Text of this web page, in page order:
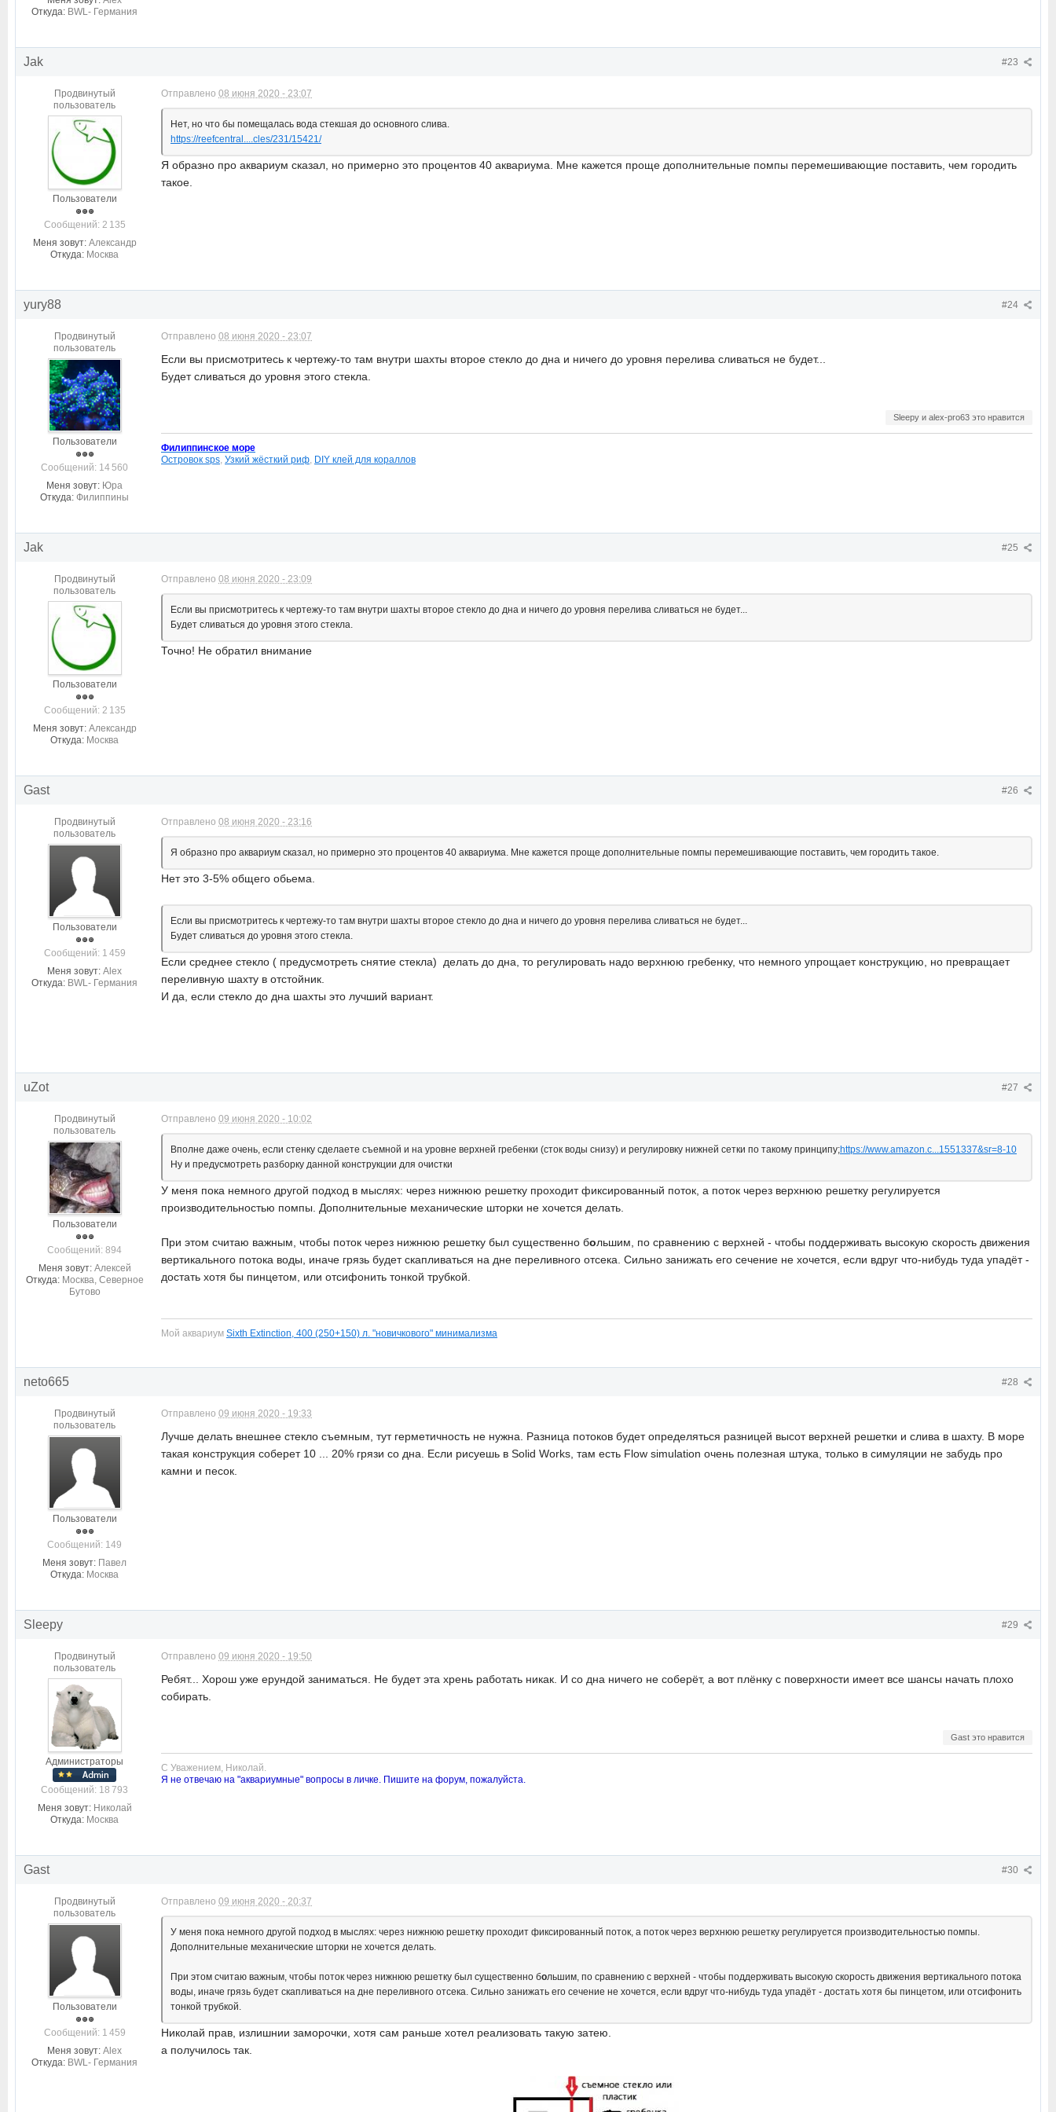
Откуда: BWL- Германия
#23
Jak
Продвинутый
пользователь
Пользователи
Cообщений: 2 135
Меня зовут: Александр
Откуда: Москва
Отправлено 08 июня 2020 - 23:07
Нет, но что бы помещалась вода стекшая до основного слива.
https://reefcentral....cles/231/15421/
Я образно про аквариум сказал, но примерно это процентов 40 аквариума. Мне кажется проще дополнительные помпы перемешивающие поставить, чем городить
такое.
#24
yury88
Продвинутый
пользователь
Пользователи
Cообщений: 14 560
Меня зовут: Юра
Откуда: Филиппины
Отправлено 08 июня 2020 - 23:07
Если вы присмотритесь к чертежу-то там внутри шахты второе стекло до дна и ничего до уровня перелива сливаться не будет...
Будет сливаться до уровня этого стекла.
Sleepy и alex-pro63 это нравится
Филиппинское море
Островок sps Узкий жёсткий риф DIY клей для кораллов
#25
Jak
Продвинутый
пользователь
Пользователи
Cообщений: 2 135
Меня зовут: Александр
Откуда: Москва
Отправлено 08 июня 2020 - 23:09
Если вы присмотритесь к чертежу-то там внутри шахты второе стекло до дна и ничего до уровня перелива сливаться не будет...
Будет сливаться до уровня этого стекла.
Точно! Не обратил внимание
#26
Gast
Продвинутый
пользователь
Пользователи
Cообщений: 1 459
Меня зовут: Alex
Откуда: BWL- Германия
Отправлено 08 июня 2020 - 23:16
Я образно про аквариум сказал, но примерно это процентов 40 аквариума. Мне кажется проще дополнительные помпы перемешивающие поставить, чем городить такое.
Нет это 3-5% общего обьема.
Если вы присмотритесь к чертежу-то там внутри шахты второе стекло до дна и ничего до уровня перелива сливаться не будет...
Будет сливаться до уровня этого стекла.
Если среднее стекло ( предусмотреть снятие стекла) делать до дна, то регулировать надо верхнюю гребенку, что немного упрощает конструкцию, но превращает
переливную шахту в отстойник.
И да, если стекло до дна шахты это лучший вариант.
#27
uZot
Продвинутый
пользователь
Пользователи
Cообщений: 894
Меня зовут: Алексей
Откуда: Москва, Северное
Бутово
Отправлено 09 июня 2020 - 10:02
Вполне даже очень, если стенку сделаете съемной и на уровне верхней гребенки (сток воды снизу) и регулировку нижней сетки по такому принципу;https://www.amazon.c...1551337&sr=8-10
Ну и предусмотреть разборку данной конструкции для очистки
У меня пока немного другой подход в мыслях: через нижнюю решетку проходит фиксированный поток, а поток через верхнюю решетку регулируется
производительностью помпы. Дополнительные механические шторки не хочется делать.
При этом считаю важным, чтобы поток через нижнюю решетку был существенно большим, по сравнению с верхней - чтобы поддерживать высокую скорость движения
вертикального потока воды, иначе грязь будет скапливаться на дне переливного отсека. Сильно занижать его сечение не хочется, если вдруг что-нибудь туда упадёт -
достать хотя бы пинцетом, или отсифонить тонкой трубкой.
Мой аквариум Sixth Extinction, 400 (250+150) л. "новичкового" минимализма
#28
neto665
Продвинутый
пользователь
Пользователи
Cообщений: 149
Меня зовут: Павел
Откуда: Москва
Отправлено 09 июня 2020 - 19:33
Лучше делать внешнее стекло съемным, тут герметичность не нужна. Разница потоков будет определяться разницей высот верхней решетки и слива в шахту. В море
такая конструкция соберет 10 ... 20% грязи со дна. Если рисуешь в Solid Works, там есть Flow simulation очень полезная штука, только в симуляции не забудь про
камни и песок.
#29
Sleepy
Продвинутый
пользователь
Администраторы
Cообщений: 18 793
Меня зовут: Николай
Откуда: Москва
Отправлено 09 июня 2020 - 19:50
Ребят... Хорош уже ерундой заниматься. Не будет эта хрень работать никак. И со дна ничего не соберёт, а вот плёнку с поверхности имеет все шансы начать плохо
собирать.
Gast это нравится
С Уважением, Николай.
Я не отвечаю на "аквариумные" вопросы в личке. Пишите на форум, пожалуйста.
#30
Gast
Продвинутый
пользователь
Пользователи
Cообщений: 1 459
Меня зовут: Alex
Откуда: BWL- Германия
Отправлено 09 июня 2020 - 20:37
У меня пока немного другой подход в мыслях: через нижнюю решетку проходит фиксированный поток, а поток через верхнюю решетку регулируется производительностью помпы.
Дополнительные механические шторки не хочется делать.
При этом считаю важным, чтобы поток через нижнюю решетку был существенно большим, по сравнению с верхней - чтобы поддерживать высокую скорость движения вертикального потока
воды, иначе грязь будет скапливаться на дне переливного отсека. Сильно занижать его сечение не хочется, если вдруг что-нибудь туда упадёт - достать хотя бы пинцетом, или отсифонить
тонкой трубкой.
Николай прав, излишнии заморочки, хотя сам раньше хотел реализовать такую затею.
а получилось так.